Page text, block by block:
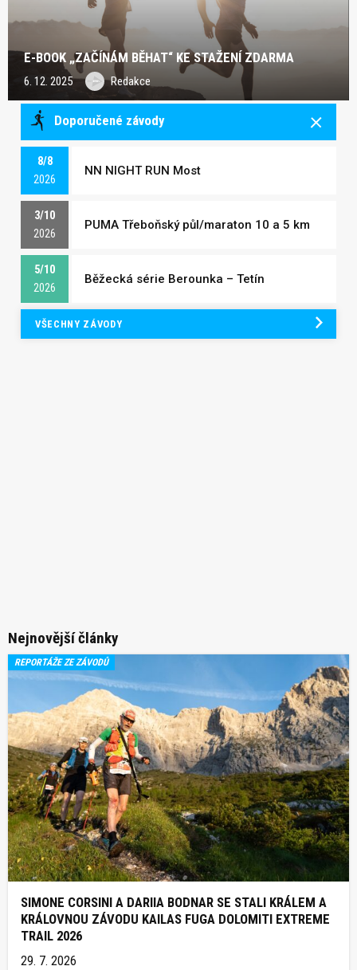
E-BOOK „ZAČÍNÁM BĚHAT“ KE STAŽENÍ ZDARMA
6. 12. 2025 Redakce
Doporučené závody
8/8
2026
NN NIGHT RUN Most
3/10
2026
PUMA Třeboňský půl/maraton 10 a 5 km
5/10
2026
Běžecká série Berounka – Tetín
VŠECHNY ZÁVODY
Nejnovější články
REPORTÁŽE ZE ZÁVODŮ
SIMONE CORSINI A DARIIA BODNAR SE STALI KRÁLEM A
KRÁLOVNOU ZÁVODU KAILAS FUGA DOLOMITI EXTREME
TRAIL 2026
29. 7. 2026